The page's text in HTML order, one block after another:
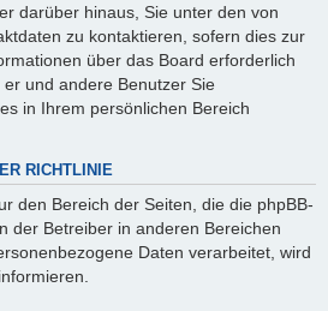
darüber hinaus, Sie unter den von
zu kontaktieren, sofern dies zur
über das Board erforderlich
und andere Benutzer Sie
in Ihrem persönlichen Bereich
RICHTLINIE
den Bereich der Seiten, die die phpBB-
der Betreiber in anderen Bereichen
Daten verarbeitet, wird